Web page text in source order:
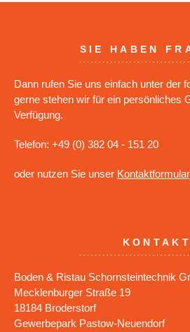
SIE HABEN
Dann rufen Sie uns einfach unter der
gerne stehen wir für ein persönliches
Verfügung.
Telefon: +49 (0) 382 04 - 151 20
oder nutzen Sie unser Kontaktformular
KONTAKT
Boden & Ristau Schornsteintechnik
Mecklenburger Straße 19
18184 Broderstorf
Gewerbepark Pastow-Neuendorf